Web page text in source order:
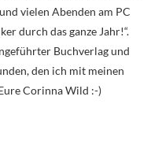
vielen Abenden am PC
durch das ganze Jahr!“.
Buchverlag und
den ich mit meinen
Corinna Wild :-)